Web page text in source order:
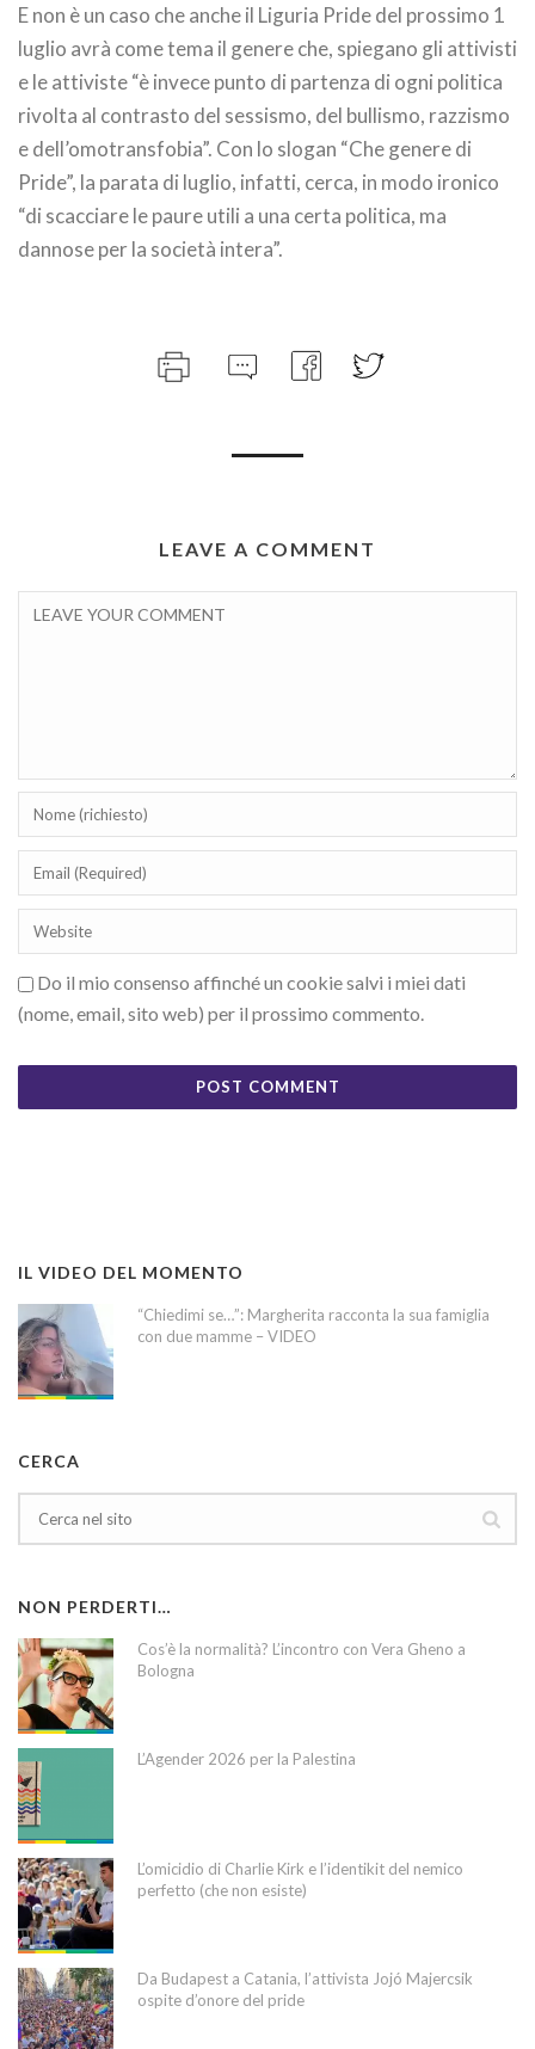
E non è un caso che anche il Liguria Pride del prossimo 1
luglio avrà come tema il genere che, spiegano gli attivisti
e le attiviste “è invece punto di partenza di ogni politica
rivolta al contrasto del sessismo, del bullismo, razzismo
e dell’omotransfobia”. Con lo slogan “Che genere di
Pride”, la parata di luglio, infatti, cerca, in modo ironico
“di scacciare le paure utili a una certa politica, ma
dannose per la società intera”.
LEAVE A COMMENT
Do il mio consenso affinché un cookie salvi i miei dati
(nome, email, sito web) per il prossimo commento.
IL VIDEO DEL MOMENTO
“Chiedimi se…”: Margherita racconta la sua famiglia
con due mamme – VIDEO
CERCA
NON PERDERTI…
Cos’è la normalità? L’incontro con Vera Gheno a
Bologna
L’Agender 2026 per la Palestina
L’omicidio di Charlie Kirk e l’identikit del nemico
perfetto (che non esiste)
Da Budapest a Catania, l’attivista Jojó Majercsik
ospite d’onore del pride